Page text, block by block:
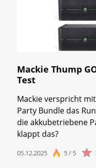
Mackie Thump
Test
Mackie verspricht
Party Bundle das
die akkubetriebene
klappt das?
05.12.2025 5 / 5